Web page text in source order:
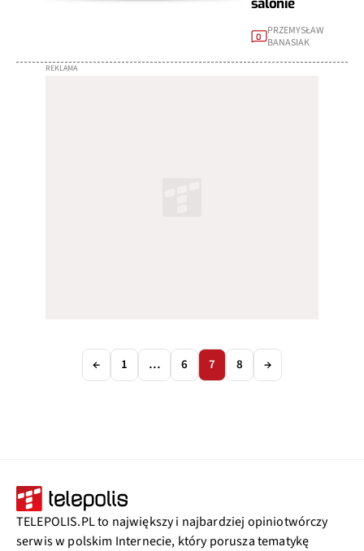
0 PRZEMYSŁAW
BANASIAK
← 1 … 6 7 8 →
TELEPOLIS.PL to największy i najbardziej opiniotwórczy
serwis w polskim Internecie, który porusza tematykę